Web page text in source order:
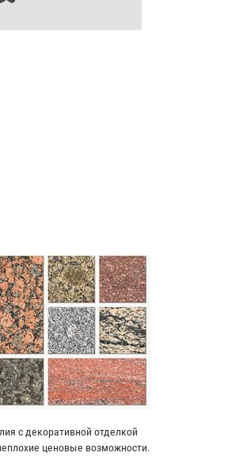
с декоративной отделкой
ценовые возможности.